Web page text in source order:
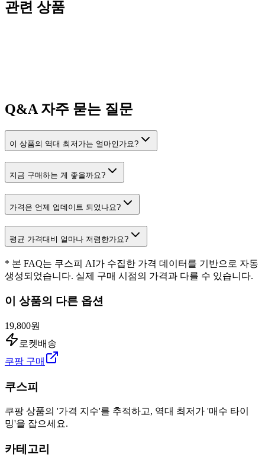
관련 상품
Q&A 자주 묻는 질문
이 상품의 역대 최저가는 얼마인가요?
지금 구매하는 게 좋을까요?
가격은 언제 업데이트 되었나요?
평균 가격대비 얼마나 저렴한가요?
* 본 FAQ는 쿠스피 AI가 수집한 가격 데이터를 기반으로 자동
생성되었습니다. 실제 구매 시점의 가격과 다를 수 있습니다.
이 상품의 다른 옵션
19,800원
로켓배송
쿠팡 구매
쿠스피
쿠팡 상품의 '가격 지수'를 추적하고, 역대 최저가 '매수 타이
밍'을 잡으세요.
카테고리